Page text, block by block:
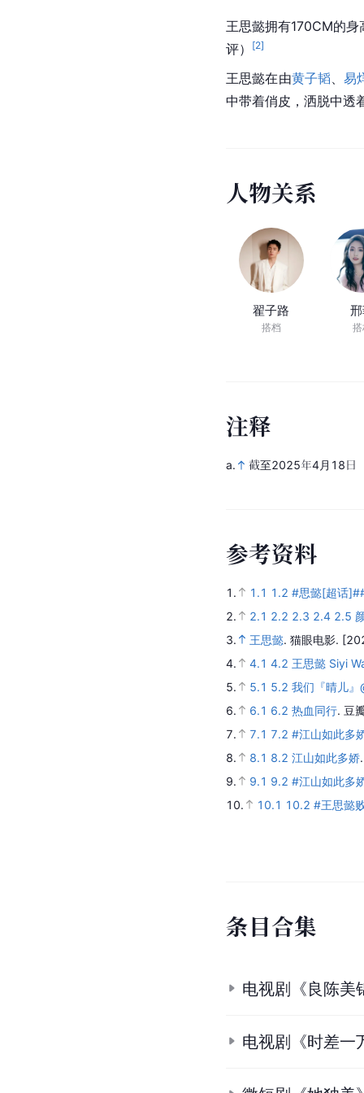
王思懿拥有170CM的
评）
[2]
王思懿在由黄子韬 、易
中带着俏皮，洒脱中透
人物关系
翟子路
搭档
注释
a. 截至2025年4月18日
参考资料
1. 1.1 1.2 #思懿[超话
2.
2.1 2.2 2.3 2.4 2.5
3.
王思懿. 猫眼电影.
4.
4.1 4.2 王思懿 Siyi
5.
5.1 5.2 我们『晴儿』
6.
6.1 6.2 热血同行. 豆
7.
7.1 7.2 #江山如此多
8.
8.1 8.2 江山如此多娇
9.
9.1 9.2 #江山如此多
10.
10.1 10.2 #王思懿
条目合集
电视剧《良陈美
电视剧《时差一